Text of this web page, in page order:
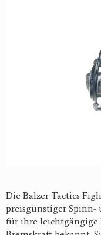
Die Balzer Tactics
preisgünstiger Spinn-
für ihre leichtgängige